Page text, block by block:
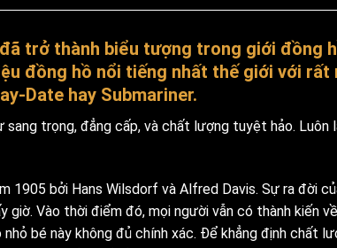
trở thành biểu tượng trong giới đồng
đồng hồ nổi tiếng nhất thế giới với rất
Date hay Submariner.
sang trọng, đẳng cấp, và chất lượng tuyệt hảo. Luôn
1905 bởi Hans Wilsdorf và Alfred Davis. Sự ra đời
giờ. Vào thời điểm đó, mọi người vẫn có thành kiến
nhỏ bé này không đủ chính xác. Để khẳng định chất